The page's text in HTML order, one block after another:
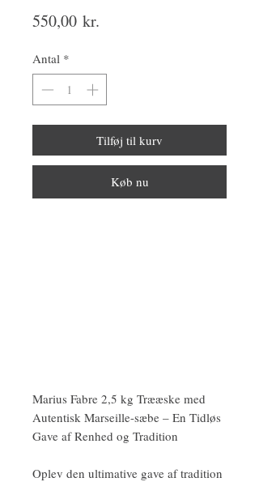
550,00 kr.
Antal *
Tilføj til kurv
Køb nu
Marius Fabre 2,5 kg Trææske med
Autentisk Marseille-sæbe – En Tidløs
Gave af Renhed og Tradition
Oplev den ultimative gave af tradition